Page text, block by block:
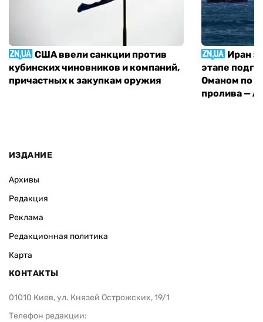
США ввели санкции против
кубинских чиновников и компаний,
причастных к закупкам оружия
Иран
этапе
Оманом по
пролива —
ИЗДАНИЕ
Архивы
Редакция
Реклама
Редакционная политика
Карта
КОНТАКТЫ
01010 Киев, ул. Князей Острожских, 19/1
Телефон редакции: